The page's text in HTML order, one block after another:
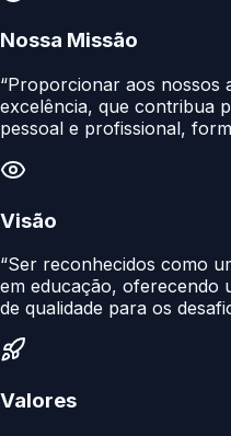
Nossa Missão
“Proporcionar aos nossos
excelência, que contribua
pessoal e profissional,
Visão
“Ser reconhecidos como
em educação, oferecendo
de qualidade para os
Valores